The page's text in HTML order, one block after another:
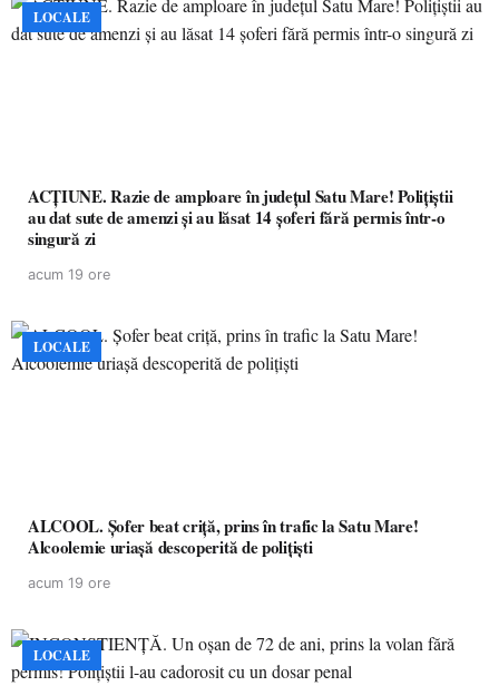
LOCALE
ACȚIUNE. Razie de amploare în județul Satu Mare! Polițiștii
au dat sute de amenzi și au lăsat 14 șoferi fără permis într-o
singură zi
acum 19 ore
LOCALE
ALCOOL. Șofer beat criță, prins în trafic la Satu Mare!
Alcoolemie uriașă descoperită de polițiști
acum 19 ore
LOCALE